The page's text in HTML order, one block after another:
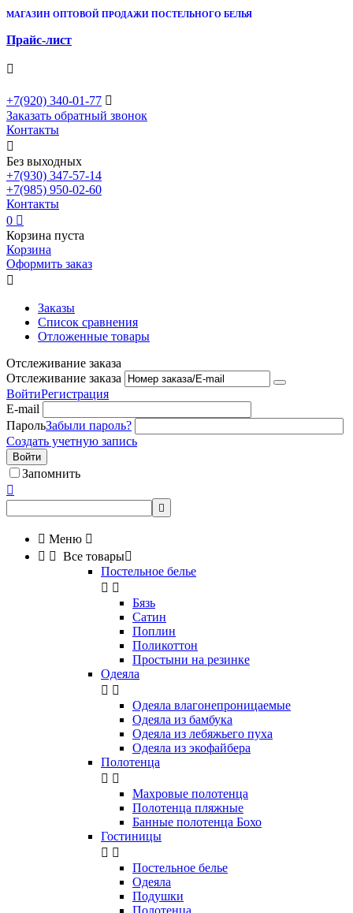
МАГАЗИН ОПТОВОЙ ПРОДАЖИ ПОСТЕЛЬНОГО БЕЛЬЯ
Прайс-лист

+7(920) 340-01-77 
Заказать обратный звонок
Контакты

Без выходных
+7(930) 347-57-14
+7(985) 950-02-60
Контакты
0 
Корзина пуста
Корзина
Оформить заказ

Заказы
Список сравнения
Отложенные товары
Отслеживание заказа
Отслеживание заказа
ВойтиРегистрация
E-mail
ПарольЗабыли пароль?
Создать учетную запись
Войти
Запомнить


 Меню 
  Все товары
Постельное белье
 
Бязь
Сатин
Поплин
Поликоттон
Простыни на резинке
Одеяла
 
Одеяла влагонепроницаемые
Одеяла из бамбука
Одеяла из лебяжьего пуха
Одеяла из экофайбера
Полотенца
 
Махровые полотенца
Полотенца пляжные
Банные полотенца Бохо
Гостиницы
 
Постельное белье
Одеяла
Подушки
Полотенца